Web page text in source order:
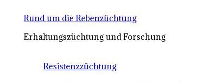
Rund um die Rebenzüchtung
Erhaltungszüchtung und Forschung
Resistenzzüchtung